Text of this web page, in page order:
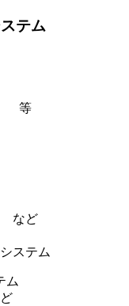
テム
等
など
ステム
ム